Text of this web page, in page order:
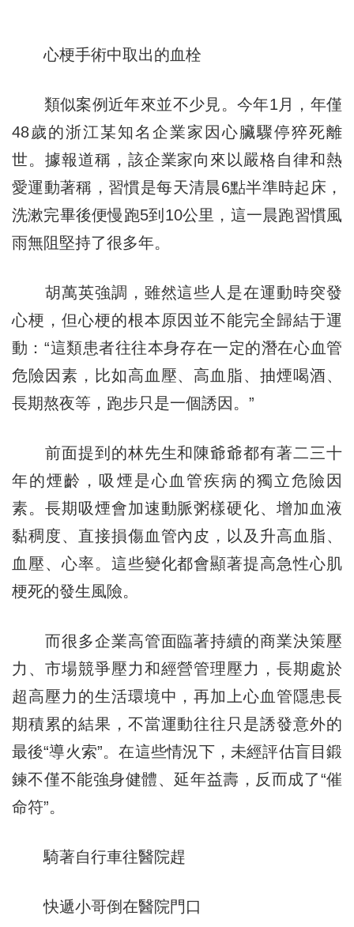
心梗手術中取出的血栓
類似案例近年來並不少見。今年1月，年僅
48歲的浙江某知名企業家因心臟驟停猝死離
世。據報道稱，該企業家向來以嚴格自律和熱
愛運動著稱，習慣是每天清晨6點半準時起床，
洗漱完畢後便慢跑5到10公里，這一晨跑習慣風
雨無阻堅持了很多年。
胡萬英強調，雖然這些人是在運動時突發
心梗，但心梗的根本原因並不能完全歸結于運
動：“這類患者往往本身存在一定的潛在心血管
危險因素，比如高血壓、高血脂、抽煙喝酒、
長期熬夜等，跑步只是一個誘因。”
前面提到的林先生和陳爺爺都有著二三十
年的煙齡，吸煙是心血管疾病的獨立危險因
素。長期吸煙會加速動脈粥樣硬化、增加血液
黏稠度、直接損傷血管內皮，以及升高血脂、
血壓、心率。這些變化都會顯著提高急性心肌
梗死的發生風險。
而很多企業高管面臨著持續的商業決策壓
力、市場競爭壓力和經營管理壓力，長期處於
超高壓力的生活環境中，再加上心血管隱患長
期積累的結果，不當運動往往只是誘發意外的
最後“導火索”。在這些情況下，未經評估盲目鍛
鍊不僅不能強身健體、延年益壽，反而成了“催
命符”。
騎著自行車往醫院趕
快遞小哥倒在醫院門口